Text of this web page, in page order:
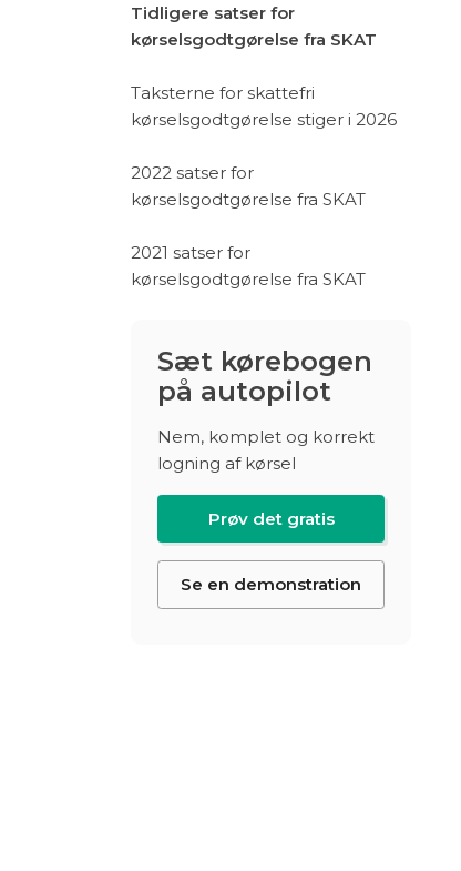
Tidligere satser for
kørselsgodtgørelse fra SKAT
Taksterne for skattefri
kørselsgodtgørelse stiger i 2026
2022 satser for
kørselsgodtgørelse fra SKAT
2021 satser for
kørselsgodtgørelse fra SKAT
Sæt kørebogen
på autopilot
Nem, komplet og korrekt
logning af kørsel
Prøv det gratis
Se en demonstration